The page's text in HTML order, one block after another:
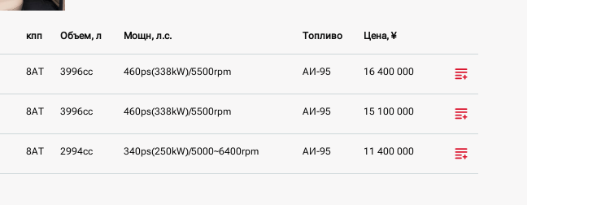
кпп Объем, л Мощн, л.с. Топливо Цена, ¥
8AT 3996cc 460ps(338kW)/5500rpm AИ-95 16 400 000
8AT 3996cc 460ps(338kW)/5500rpm AИ-95 15 100 000
8AT 2994cc 340ps(250kW)/5000~6400rpm AИ-95 11 400 000